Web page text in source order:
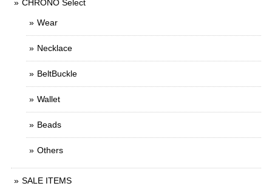
CHRONO Select
Wear
Necklace
BeltBuckle
Wallet
Beads
Others
SALE ITEMS